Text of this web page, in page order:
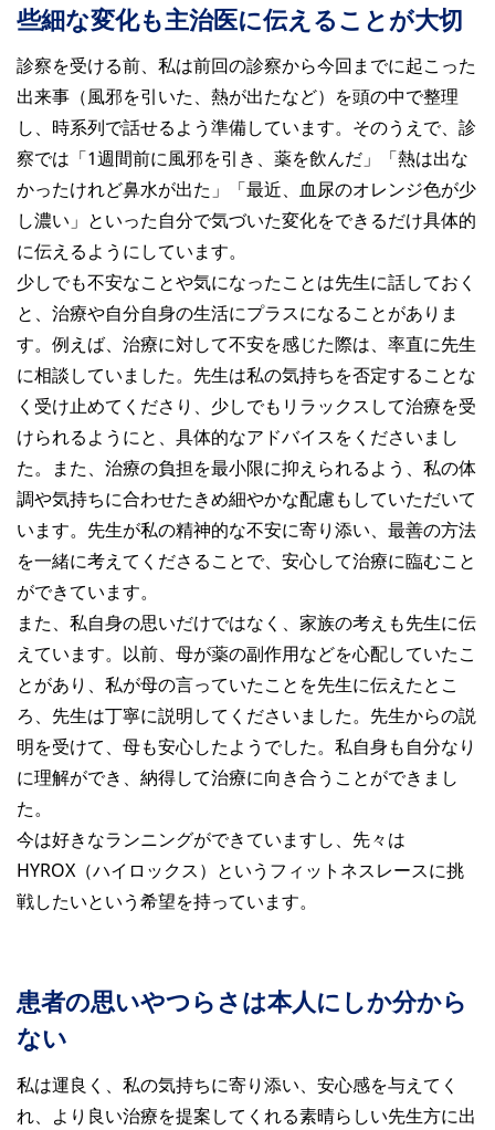
些細な変化も主治医に伝えることが大切
診察を受ける前、私は前回の診察から今回までに起こった
出来事（風邪を引いた、熱が出たなど）を頭の中で整理
し、時系列で話せるよう準備しています。そのうえで、診
察では「1週間前に風邪を引き、薬を飲んだ」「熱は出な
かったけれど鼻水が出た」「最近、血尿のオレンジ色が少
し濃い」といった自分で気づいた変化をできるだけ具体的
に伝えるようにしています。
少しでも不安なことや気になったことは先生に話しておく
と、治療や自分自身の生活にプラスになることがありま
す。例えば、治療に対して不安を感じた際は、率直に先生
に相談していました。先生は私の気持ちを否定することな
く受け止めてくださり、少しでもリラックスして治療を受
けられるようにと、具体的なアドバイスをくださいまし
た。また、治療の負担を最小限に抑えられるよう、私の体
調や気持ちに合わせたきめ細やかな配慮もしていただいて
います。先生が私の精神的な不安に寄り添い、最善の方法
を一緒に考えてくださることで、安心して治療に臨むこと
ができています。
また、私自身の思いだけではなく、家族の考えも先生に伝
えています。以前、母が薬の副作用などを心配していたこ
とがあり、私が母の言っていたことを先生に伝えたとこ
ろ、先生は丁寧に説明してくださいました。先生からの説
明を受けて、母も安心したようでした。私自身も自分なり
に理解ができ、納得して治療に向き合うことができまし
た。
今は好きなランニングができていますし、先々は
HYROX（ハイロックス）というフィットネスレースに挑
戦したいという希望を持っています。
患者の思いやつらさは本人にしか分から
ない
私は運良く、私の気持ちに寄り添い、安心感を与えてく
れ、より良い治療を提案してくれる素晴らしい先生方に出